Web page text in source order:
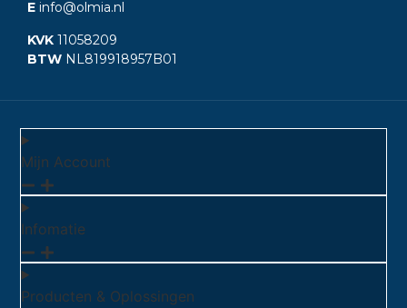
E info@olmia.nl
KVK 11058209
BTW NL819918957B01
Mijn Account
Infomatie
Producten & Oplossingen